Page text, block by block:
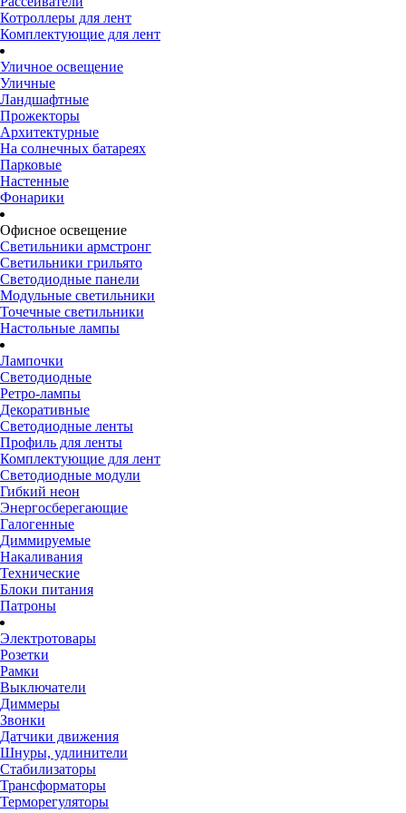
Котроллеры для лент
Комплектующие для лент
Уличное освещение
Уличные
Ландшафтные
Прожекторы
Архитектурные
На солнечных батареях
Парковые
Настенные
Фонарики
Офисное освещение
Светильники армстронг
Светильники грильято
Светодиодные панели
Модульные светильники
Точечные светильники
Настольные лампы
Лампочки
Светодиодные
Ретро-лампы
Декоративные
Светодиодные ленты
Профиль для ленты
Комплектующие для лент
Светодиодные модули
Гибкий неон
Энергосберегающие
Галогенные
Диммируемые
Накаливания
Технические
Блоки питания
Патроны
Электротовары
Розетки
Рамки
Выключатели
Диммеры
Звонки
Датчики движения
Шнуры, удлинители
Стабилизаторы
Трансформаторы
Терморегуляторы